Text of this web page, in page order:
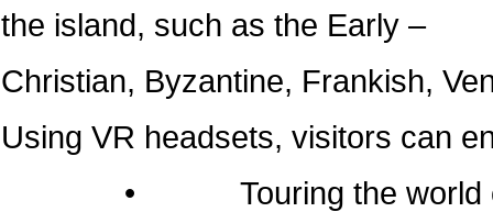
the island, such as the Early –
Christian, Byzantine, Frankish,
Using VR headsets, visitors can
• Touring the world of